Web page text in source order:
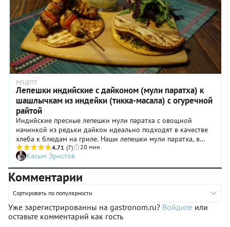
РЕЦЕПТ
Лепешки индийские с дайконом (мули паратха) к
шашлычкам из индейки (тикка-масала) с огуречной
райтой
Индийские пресные лепешки мули паратха с овощной
начинкой из редьки дайкон идеально подходят в качестве
хлеба к блюдам на гриле. Наши лепешки мули паратха, в
отличие от классических индийских, будут открытыми, как
мексиканские такос. В мировой кулинарии известно блюдо
под названием "chicken tikka masala". "Тикка" на хинди -
"кусочки", "масала" - "смесь"; ну а "чиккен" - "цыпленок" по-
английски, так что все просто: "чиккен-тикка-масала" -
кусочки цыпленка, на гриле в смеси пряностей. По причине
весьма долгой общей колониальной истории в названиях
индийских блюд часто встречаются английские слова. Моя
кулинарная мысль заменила цыпленка индейкой.
4.71 (7) 20 мин
Касым Эристов
Комментарии
Сортировать по популярности
Уже зарегистрированны на gastronom.ru? Войдите или
оставьте комментарий как гость